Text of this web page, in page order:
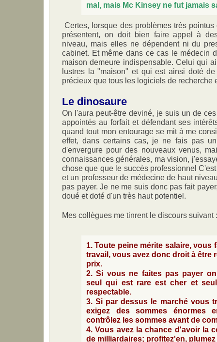
mal, mais Mc Kinsey ne fut jamais
Certes, lorsque des problèmes très
présentent, on doit bien faire appel à
niveau, mais elles ne dépendent ni du
cabinet. Et même dans ce cas le médecin
maison demeure indispensable. Celui qui
lustres la "maison" et qui est ainsi doté
précieux que tous les logiciels de recherche
Le dinosaure
On l'aura peut-être deviné, je suis un de
appointés au forfait et défendant ses
quand tout mon entourage se mit à me
effet, dans certains cas, je ne fais pas
d'envergure pour des nouveaux venus,
connaissances générales, ma vision,
chose que que le succès professionnel
et un professeur de médecine de haut
pas payer. Je ne me suis donc pas fait
doué et doté d'un très haut potentiel.
Mes collègues me tinrent le discours suivant :
1. Toute peine mérite salaire, vous
travail, vous avez donc droit à être
prix.
2. Si vous ne faites pas payer
seul qui est rare est cher et
respectable.
3. Si par dessus le marché vous
exigez des sommes énormes
contrôlez les sommes avant de
4. Vous avez la chance d'avoir la
de milliardaires; profitez'en,